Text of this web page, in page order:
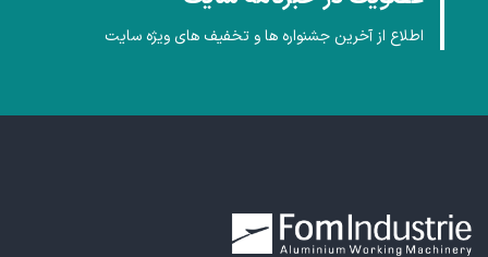
اطلاع از آخرین جشنواره ها و تخفیف های ویژه سایت